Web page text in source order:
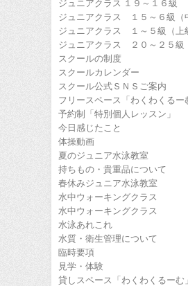
ジュニアクラス １９～１６級
ジュニアクラス １５～６級（
ジュニアクラス １～５級（上
ジュニアクラス ２０～２５級
スクールの制度
スクールカレンダー
スクール公式ＳＮＳご案内
フリースペース「わくわくるー
予約制「特別個人レッスン」
今日感じたこと
体操動画
夏のジュニア水泳教室
持ちもの・貴重品について
春休みジュニア水泳教室
水中ウォーキングクラス
水中ウォーキングクラス
水泳あれこれ
水質・衛生管理について
臨時要項
見学・体験
貸しスペース「わくわくるーむ」